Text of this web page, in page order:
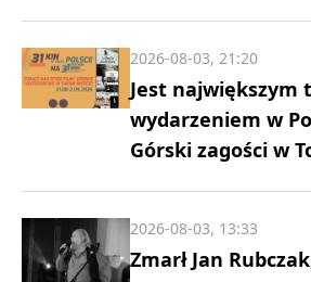
Jest największym
wydarzeniem w
Górski zagości w
2026-08-03, 21:20
Zmarł Jan
2026-08-03, 13:33